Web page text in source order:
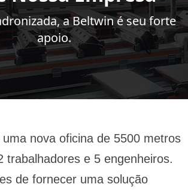
a Beltwin é seu forte
apoio.
nova oficina de 5500 metros
trabalhadores e 5 engenheiros.
de fornecer uma solução